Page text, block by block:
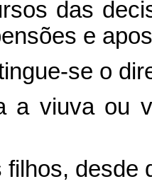
das
e
se o
ou
desde